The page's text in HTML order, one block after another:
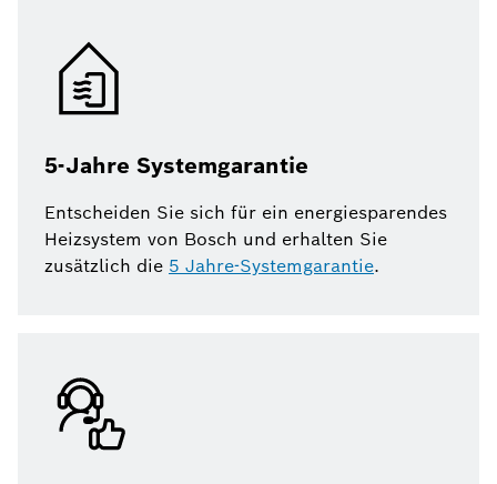
5-Jahre Systemgarantie
Entscheiden Sie sich für ein energiesparendes
Heizsystem von Bosch und erhalten Sie
zusätzlich die 5 Jahre-Systemgarantie.